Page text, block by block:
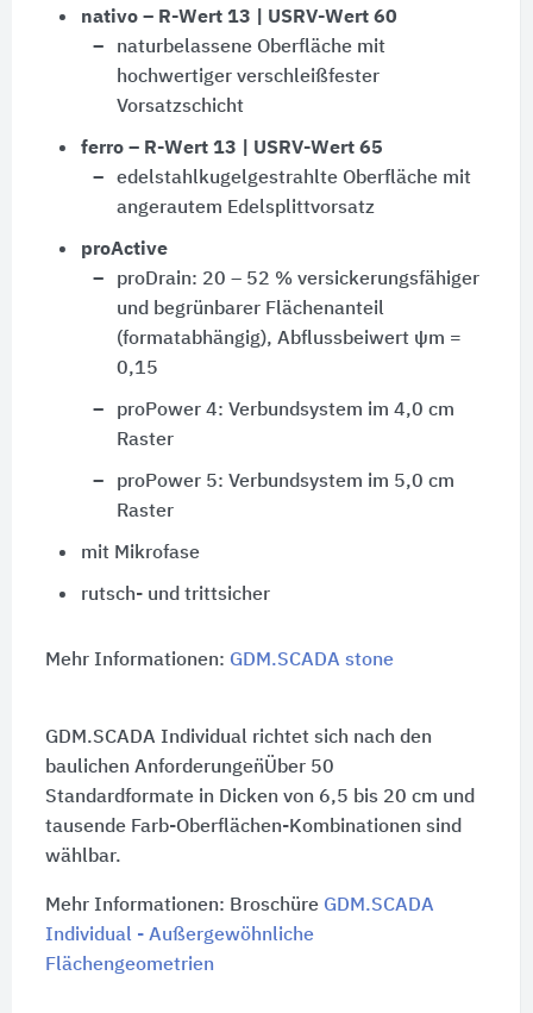
nativo – R-Wert 13 | USRV-Wert 60
naturbelassene Oberfläche mit
hochwertiger verschleißfester
Vorsatzschicht
ferro – R-Wert 13 | USRV-Wert 65
edelstahlkugelgestrahlte Oberfläche mit
angerautem Edelsplittvorsatz
proActive
proDrain: 20 – 52 % versickerungsfähiger
und begrünbarer Flächenanteil
(formatabhängig), Abflussbeiwert ψm =
0,15
proPower 4: Verbundsystem im 4,0 cm
Raster
proPower 5: Verbundsystem im 5,0 cm
Raster
mit Mikrofase
rutsch- und trittsicher
Mehr Informationen: GDM.SCADA stone
GDM.SCADA Individual richtet sich nach den
baulichen Anforderungen̈Über 50
Standardformate in Dicken von 6,5 bis 20 cm und
tausende Farb-Oberflächen-Kombinationen sind
wählbar.
Mehr Informationen: Broschüre GDM.SCADA
Individual - Außergewöhnliche
Flächengeometrien